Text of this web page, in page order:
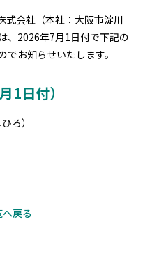
式会社（本社：大阪市淀川
、2026年7月1日付で下記の
お知らせいたします。
1日付）
ろ）
へ戻る